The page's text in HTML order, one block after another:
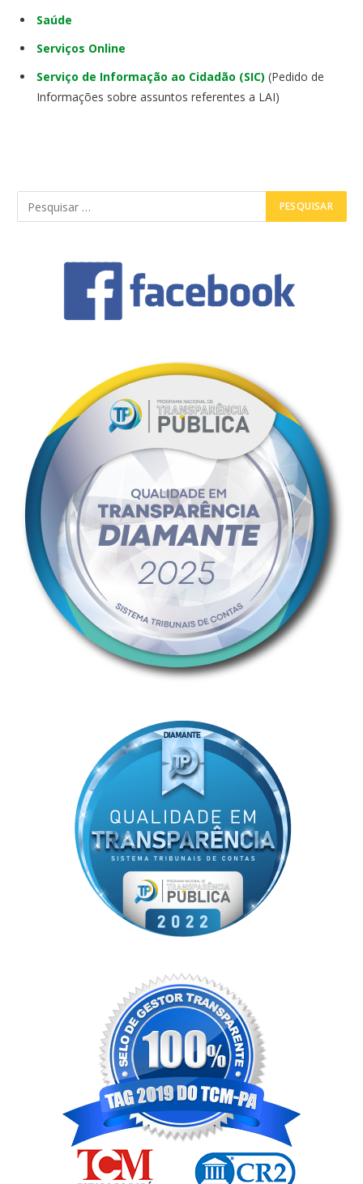
Saúde
Serviços Online
Serviço de Informação ao Cidadão (SIC) (Pedido de
Informações sobre assuntos referentes a LAI)